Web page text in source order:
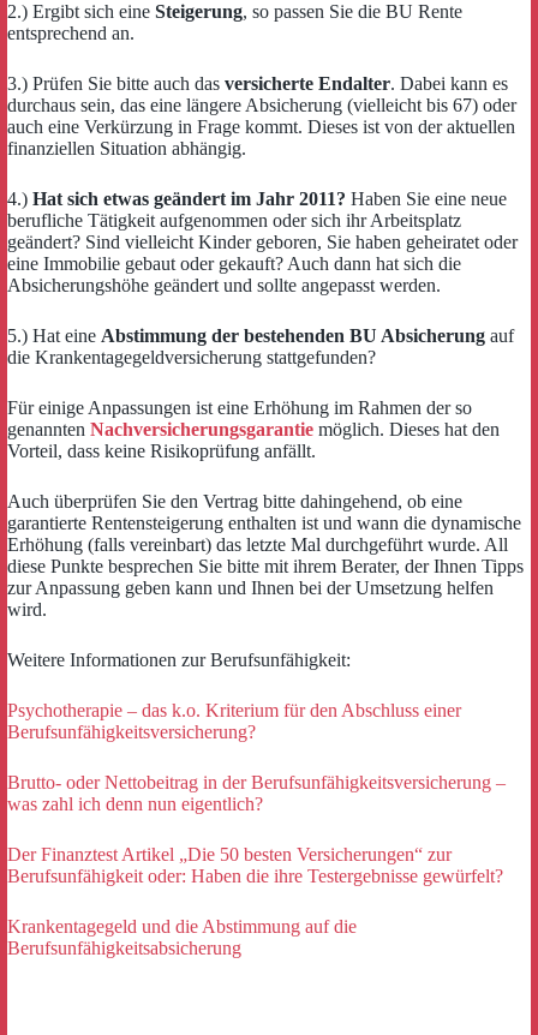
2.) Ergibt sich eine Steigerung, so passen Sie die BU Rente
entsprechend an.
3.) Prüfen Sie bitte auch das versicherte Endalter. Dabei kann es
durchaus sein, das eine längere Absicherung (vielleicht bis 67) oder
auch eine Verkürzung in Frage kommt. Dieses ist von der aktuellen
finanziellen Situation abhängig.
4.) Hat sich etwas geändert im Jahr 2011? Haben Sie eine neue
berufliche Tätigkeit aufgenommen oder sich ihr Arbeitsplatz
geändert? Sind vielleicht Kinder geboren, Sie haben geheiratet oder
eine Immobilie gebaut oder gekauft? Auch dann hat sich die
Absicherungshöhe geändert und sollte angepasst werden.
5.) Hat eine Abstimmung der bestehenden BU Absicherung auf
die Krankentagegeldversicherung stattgefunden?
Für einige Anpassungen ist eine Erhöhung im Rahmen der so
genannten Nachversicherungsgarantie möglich. Dieses hat den
Vorteil, dass keine Risikoprüfung anfällt.
Auch überprüfen Sie den Vertrag bitte dahingehend, ob eine
garantierte Rentensteigerung enthalten ist und wann die dynamische
Erhöhung (falls vereinbart) das letzte Mal durchgeführt wurde. All
diese Punkte besprechen Sie bitte mit ihrem Berater, der Ihnen Tipps
zur Anpassung geben kann und Ihnen bei der Umsetzung helfen
wird.
Weitere Informationen zur Berufsunfähigkeit:
Psychotherapie – das k.o. Kriterium für den Abschluss einer
Berufsunfähigkeitsversicherung?
Brutto- oder Nettobeitrag in der Berufsunfähigkeitsversicherung –
was zahl ich denn nun eigentlich?
Der Finanztest Artikel „Die 50 besten Versicherungen“ zur
Berufsunfähigkeit oder: Haben die ihre Testergebnisse gewürfelt?
Krankentagegeld und die Abstimmung auf die
Berufsunfähigkeitsabsicherung